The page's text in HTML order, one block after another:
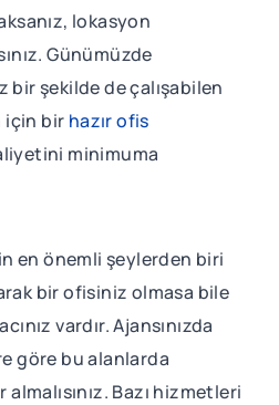
lokasyon
Günümüzde
bir şekilde de çalışabilen
için bir hazır ofis
minimuma
en önemli şeylerden biri
bir ofisiniz olmasa bile
vardır. Ajansınızda
göre bu alanlarda
Bazı hizmetleri